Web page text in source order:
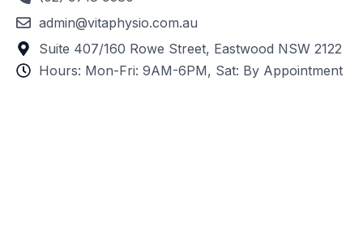
admin@vitaphysio.com.au
Suite 407/160 Rowe Street, Eastwood NSW 2122
Hours: Mon-Fri: 9AM-6PM, Sat: By Appointment